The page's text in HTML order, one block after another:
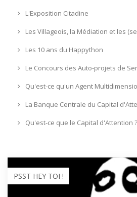
L'Exposition Citadine
Les Villageois, la Médiation et les
Les 10 ans du Happython
Le Concours des Auto-projets de
Qu'est-ce qu'un Agent
La Banque Centrale du Capital
Qu'est-ce que le Capital d'Attention ?
PSST HEY TOI !